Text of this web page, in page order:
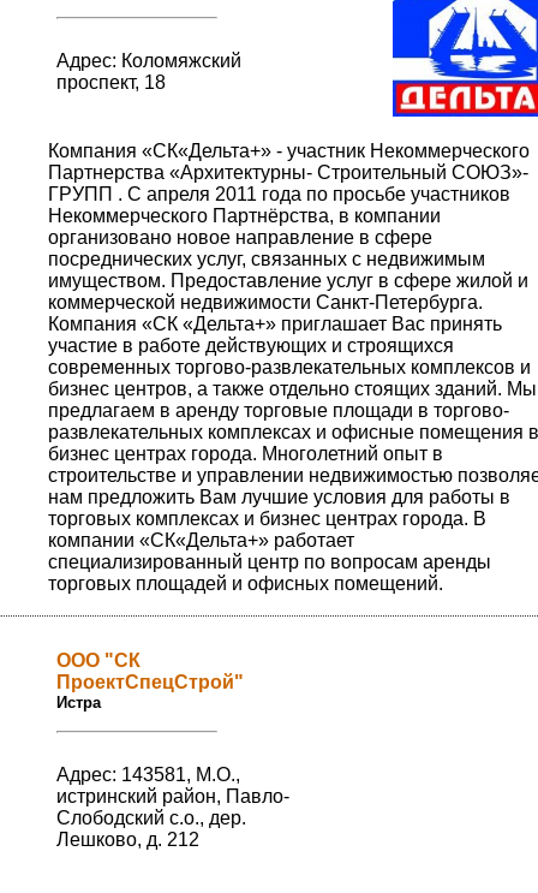
Адрес: Коломяжский
проспект, 18
Компания «СК«Дельта+» - участник Некоммерческого
Партнерства «Архитектурны- Строительный СОЮЗ»-
ГРУПП . С апреля 2011 года по просьбе участников
Некоммерческого Партнёрства, в компании
организовано новое направление в сфере
посреднических услуг, связанных с недвижимым
имуществом. Предоставление услуг в сфере жилой и
коммерческой недвижимости Санкт-Петербурга.
Компания «СК «Дельта+» приглашает Вас принять
участие в работе действующих и строящихся
современных торгово-развлекательных комплексов и
бизнес центров, а также отдельно стоящих зданий. Мы
предлагаем в аренду торговые площади в торгово-
развлекательных комплексах и офисные помещения в
бизнес центрах города. Многолетний опыт в
строительстве и управлении недвижимостью
нам предложить Вам лучшие условия для работы в
торговых комплексах и бизнес центрах города. В
компании «СК«Дельта+» работает
специализированный центр по вопросам аренды
торговых площадей и офисных помещений.
ООО "СК
ПроектСпецСтрой"
Истра
Адрес: 143581, М.О.,
истринский район, Павло-
Слободский с.о., дер.
Лешково, д. 212